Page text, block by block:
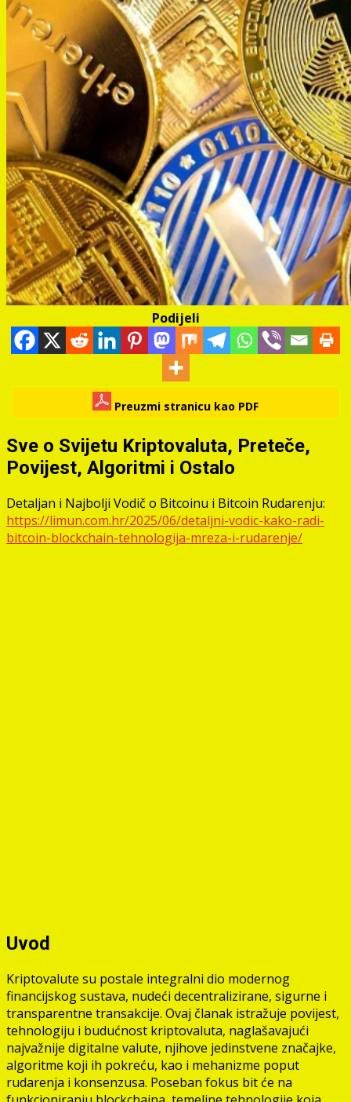
Podijeli
Preuzmi stranicu kao PDF
Sve o Svijetu Kriptovaluta, Preteče,
Povijest, Algoritmi i Ostalo
Detaljan i Najbolji Vodič o Bitcoinu i Bitcoin Rudarenju:
https://limun.com.hr/2025/06/detaljni-vodic-kako-radi-
bitcoin-blockchain-tehnologija-mreza-i-rudarenje/
Uvod
Kriptovalute su postale integralni dio modernog
financijskog sustava, nudeći decentralizirane, sigurne i
transparentne transakcije. Ovaj članak istražuje povijest,
tehnologiju i budućnost kriptovaluta, naglašavajući
najvažnije digitalne valute, njihove jedinstvene značajke,
algoritme koji ih pokreću, kao i mehanizme poput
rudarenja i konsenzusa. Poseban fokus bit će na